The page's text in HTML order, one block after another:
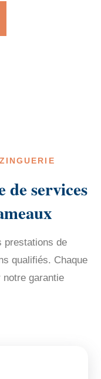
de services
prestations de
qualifiés. Chaque
garantie